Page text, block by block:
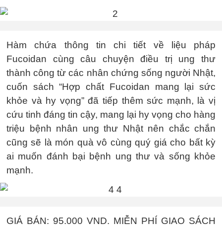
Hàm chứa thông tin chi tiết về liệu pháp
Fucoidan cùng câu chuyện điều trị ung thư
thành công từ các nhân chứng sống người Nhật,
cuốn sách “Hợp chất Fucoidan mang lại sức
khỏe và hy vọng” đã tiếp thêm sức mạnh, là vị
cứu tinh đáng tin cậy, mang lại hy vọng cho hàng
triệu bệnh nhân ung thư Nhật nên chắc chắn
cũng sẽ là món quà vô cùng quý giá cho bất kỳ
ai muốn đánh bại bệnh ung thư và sống khỏe
mạnh.
GIÁ BÁN: 95.000 VND. MIỄN PHÍ GIAO SÁCH